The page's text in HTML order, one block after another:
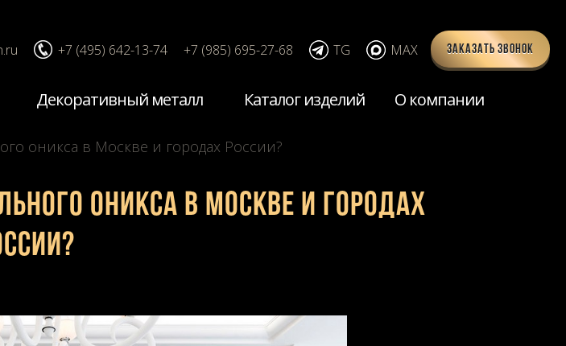
Заказать звонок
+7 (495) 642-13-74 +7 (985) 695-27-68 TG MAX
Декоративный металл Каталог изделий О компании
оникса в Москве и городах России?
оникса в Москве и городах